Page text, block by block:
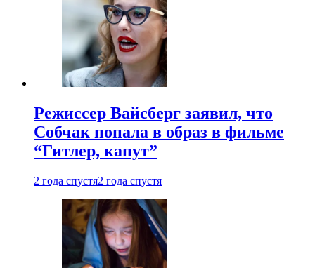
Режиссер Вайсберг заявил, что
Собчак попала в образ в фильме
“Гитлер, капут”
2 года спустя2 года спустя